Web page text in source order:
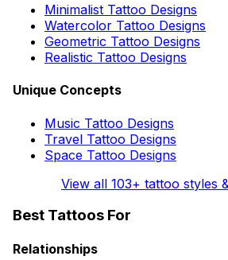
Minimalist Tattoo Designs
Watercolor Tattoo Designs
Geometric Tattoo Designs
Realistic Tattoo Designs
Unique Concepts
Music Tattoo Designs
Travel Tattoo Designs
Space Tattoo Designs
View all 103+ tattoo styles
Best Tattoos For
Relationships